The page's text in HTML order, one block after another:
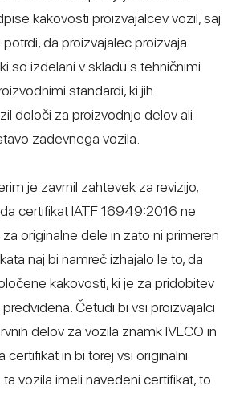
kakovosti proizvajalcev vozil, saj
da proizvajalec proizvaja
so izdelani v skladu s tehničnimi
standardi, ki jih
določi za proizvodnjo delov ali
zadevnega vozila.
je zavrnil zahtevek za revizijo,
certifikat IATF 16949:2016 ne
originalne dele in zato ni primeren
naj bi namreč izhajalo le to, da
kakovosti, ki je za pridobitev
Četudi bi vsi proizvajalci
delov za vozila znamk IVECO in
certifikat in bi torej vsi originalni
vozila imeli navedeni certifikat, to